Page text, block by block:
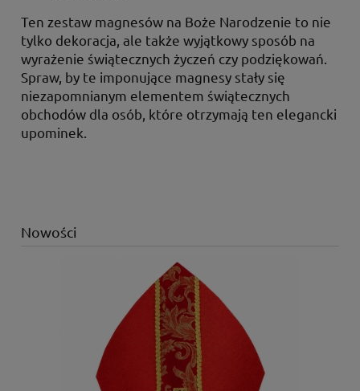
Ten zestaw magnesów na Boże Narodzenie to nie
tylko dekoracja, ale także wyjątkowy sposób na
wyrażenie świątecznych życzeń czy podziękowań.
Spraw, by te imponujące magnesy stały się
niezapomnianym elementem świątecznych
obchodów dla osób, które otrzymają ten elegancki
upominek.
Nowości